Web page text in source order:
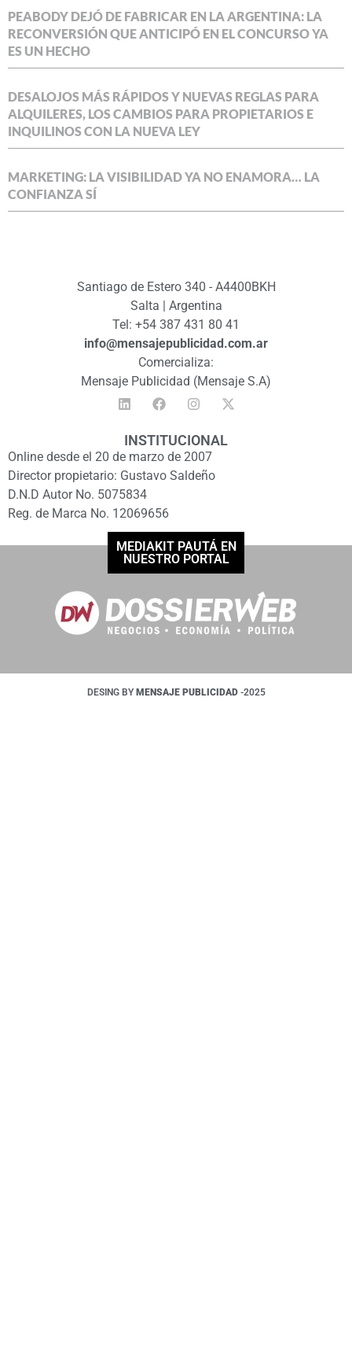
PEABODY DEJÓ DE FABRICAR EN LA ARGENTINA: LA
RECONVERSIÓN QUE ANTICIPÓ EN EL CONCURSO YA
ES UN HECHO
DESALOJOS MÁS RÁPIDOS Y NUEVAS REGLAS PARA
ALQUILERES, LOS CAMBIOS PARA PROPIETARIOS E
INQUILINOS CON LA NUEVA LEY
MARKETING: LA VISIBILIDAD YA NO ENAMORA… LA
CONFIANZA SÍ
Santiago de Estero 340 - A4400BKH
Salta | Argentina
Tel: +54 387 431 80 41
info@mensajepublicidad.com.ar
Comercializa:
Mensaje Publicidad (Mensaje S.A)
INSTITUCIONAL
Online desde el 20 de marzo de 2007
Director propietario: Gustavo Saldeño
D.N.D Autor No. 5075834
Reg. de Marca No. 12069656
MEDIAKIT PAUTÁ EN
NUESTRO PORTAL
DESING BY MENSAJE PUBLICIDAD -2025